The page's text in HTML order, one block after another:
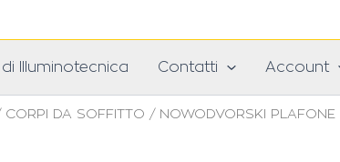
Illuminotecnica Contatti Account
CORPI DA SOFFITTO / NOWODVORSKI